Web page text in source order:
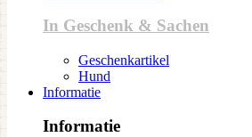
In Geschenk & Sachen
Geschenkartikel
Hund
Informatie
Informatie